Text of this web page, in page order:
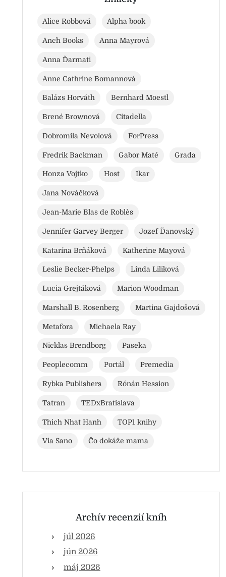
Alice Robbová Alpha book
Anch Books Anna Mayrová
Anna Ďarmati
Anne Cathrine Bomannová
Balázs Horváth Bernhard Moestl
Brené Brownová Citadella
Dobromila Nevolová ForPress
Fredrik Backman Gabor Maté Grada
Honza Vojtko Host Ikar
Jana Nováčková
Jean-Marie Blas de Roblès
Jennifer Garvey Berger Jozef Ďanovský
Katarína Brňáková Katherine Mayová
Leslie Becker-Phelps Linda Liliková
Lucia Grejtáková Marion Woodman
Marshall B. Rosenberg Martina Gajdošová
Metafora Michaela Ray
Nicklas Brendborg Paseka
Peoplecomm Portál Premedia
Rybka Publishers Rónán Hession
Tatran TEDxBratislava
Thich Nhat Hanh TOP1 knihy
Via Sano Čo dokáže mama
Archív recenzií kníh
júl 2026
jún 2026
máj 2026